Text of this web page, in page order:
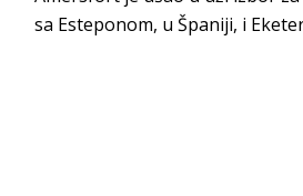
sa Esteponom, u Španiji, i